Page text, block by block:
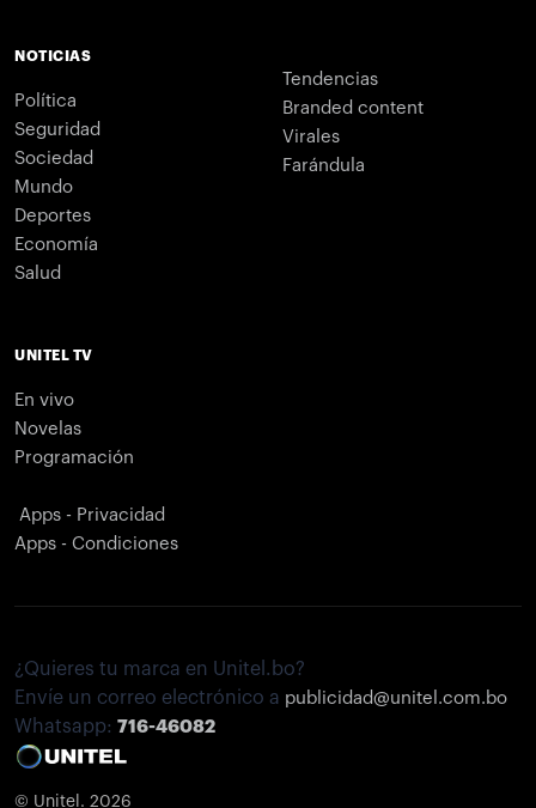
NOTICIAS
Política
Seguridad
Sociedad
Mundo
Deportes
Economía
Salud
Tendencias
Branded content
Virales
Farándula
UNITEL TV
En vivo
Novelas
Programación
Apps - Privacidad
Apps - Condiciones
¿Quieres tu marca en Unitel.bo?
Envíe un correo electrónico a publicidad@unitel.com.bo
Whatsapp: 716-46082
© Unitel. 2026